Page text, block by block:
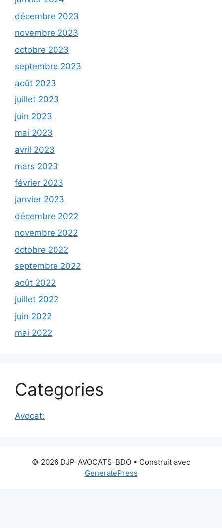
décembre 2023
novembre 2023
octobre 2023
septembre 2023
août 2023
juillet 2023
juin 2023
mai 2023
avril 2023
mars 2023
février 2023
janvier 2023
décembre 2022
novembre 2022
octobre 2022
septembre 2022
août 2022
juillet 2022
juin 2022
mai 2022
Categories
Avocat:
© 2026 DJP-AVOCATS-BDO • Construit avec
GeneratePress